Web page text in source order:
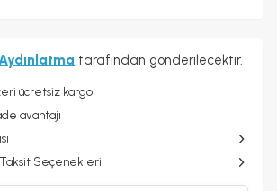
tarafından gönderilecektir.
ücretsiz kargo
avantajı
Taksit Seçenekleri